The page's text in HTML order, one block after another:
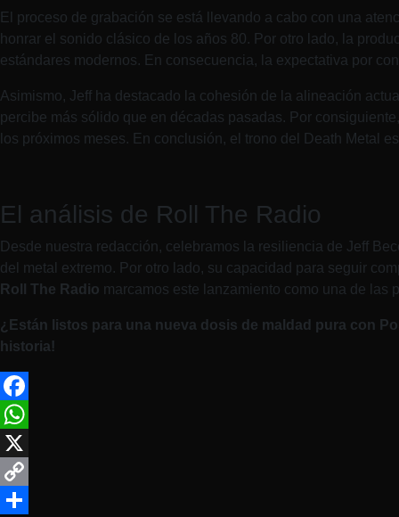
El proceso de grabación se está llevando a cabo con una
honrar el sonido clásico de los años 80. Por otro lado, la
estándares modernos. En consecuencia, la expectativa por
Asimismo, Jeff ha destacado la cohesión de la alineación
percibe más sólido que en décadas pasadas. Por
los próximos meses. En conclusión, el trono del Death Metal
El análisis de Roll The Radio
Desde nuestra redacción, celebramos la resiliencia de Jeff
del metal extremo. Por otro lado, su capacidad para seguir
Roll The Radio marcamos este lanzamiento como una de las
¿Están listos para una nueva dosis de maldad pura con
historia!
Facebook
WhatsApp
X
Copy